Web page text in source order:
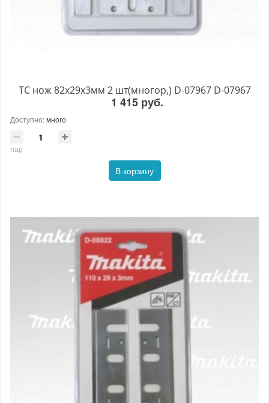
ТС нож 82х29х3мм 2 шт(многор,) D-07967 D-07967
1 415 руб.
Доступно:много
пар
В корзину